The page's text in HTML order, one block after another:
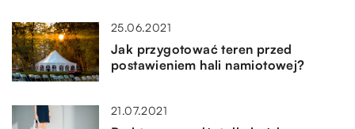
25.06.2021
Jak przygotować teren przed
postawieniem hali namiotowej?
21.07.2021